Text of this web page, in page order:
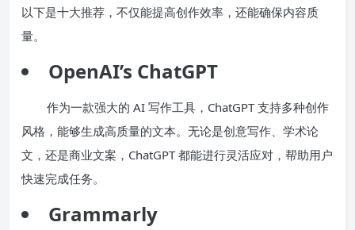
以下是十大推荐，不仅能提高创作效率，还能确保内容质
量。
OpenAI’s ChatGPT
作为一款强大的 AI 写作工具，ChatGPT 支持多种创作
风格，能够生成高质量的文本。无论是创意写作、学术论
文，还是商业文案，ChatGPT 都能进行灵活应对，帮助用户
快速完成任务。
Grammarly